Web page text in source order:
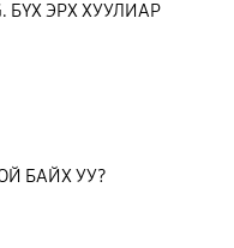
БҮХ ЭРХ ХУУЛИАР
БАЙХ УУ?